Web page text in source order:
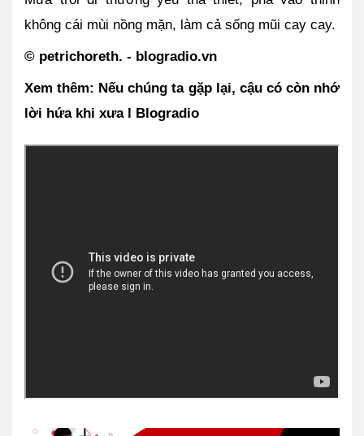
không cái mùi nồng mặn, làm cả sống mũi cay cay.
© petrichoreth. - blogradio.vn
Xem thêm: Nếu chúng ta gặp lại, cậu có còn nhớ
lời hứa khi xưa l Blogradio